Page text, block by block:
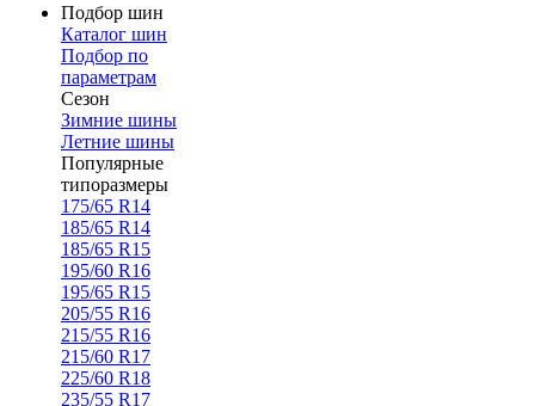
Подбор шин
Каталог шин
Подбор по
параметрам
Сезон
Зимние шины
Летние шины
Популярные
типоразмеры
175/65 R14
185/65 R14
185/65 R15
195/60 R16
195/65 R15
205/55 R16
215/55 R16
215/60 R17
225/60 R18
235/55 R17